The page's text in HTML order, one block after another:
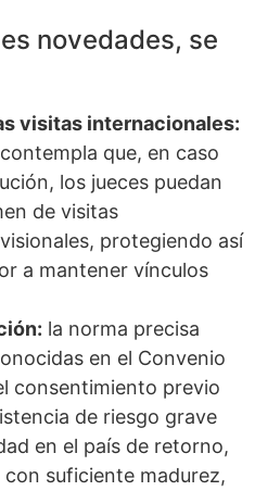
novedades, se
visitas internacionales:
que, en caso
los jueces puedan
de visitas
protegiendo así
a mantener vínculos
la norma precisa
en el Convenio
consentimiento previo
de riesgo grave
en el país de retorno,
suficiente madurez,